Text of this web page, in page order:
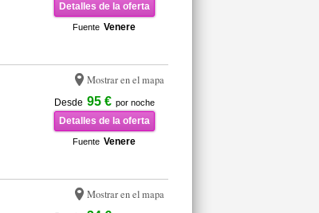
Detalles de la oferta
Fuente Venere
Mostrar en el mapa
Desde 95 € por noche
Detalles de la oferta
Fuente Venere
Mostrar en el mapa